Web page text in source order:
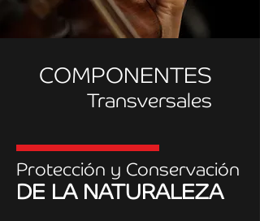
COMPONENTES
Transversales
Protección y Conservación
DE LA NATURALEZA